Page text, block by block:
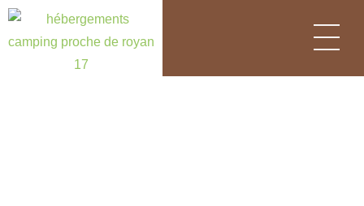
Panneau de gestion des cookies